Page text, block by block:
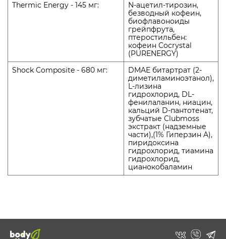
Thermic Energy - 145 мг:
N-ацетил-тирозин,
безводный кофеин,
биофлавоноиды
грейпфрута,
птеростильбен:
кофеин Cocrystal
(PURENERGY)
Shock Composite - 680 мг:
DMAE битартрат (2-
диметиламиноэтанол),
L-лизина
гидрохлорид, DL-
фенилаланин, ниацин,
кальций D-пантотенат,
зубчатые Clubmoss
экстракт (надземные
части),(1% Гиперзин A),
пиридоксина
гидрохлорид, тиамина
гидрохлорид,
цианокобаламин